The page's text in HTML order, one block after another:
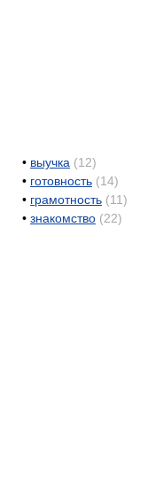
• выучка (12)
• готовность (14)
• грамотность (11)
• знакомство (22)